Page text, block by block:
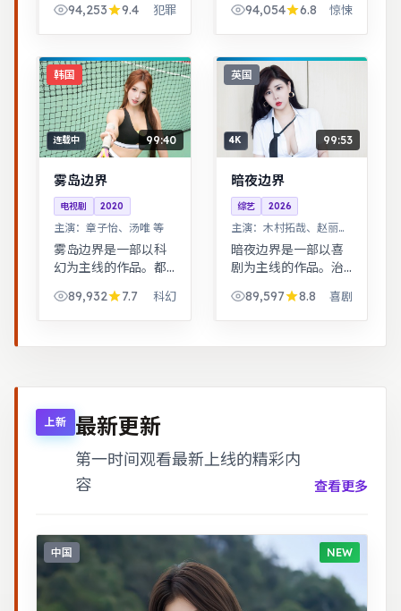
庭平衡议题，台词犀
利，共鸣感强。一桩
查，真相远比表面更
加残酷。
94,253 9.4 犯罪
与信念贯穿始终，适
合全家观看。跨时空
呼应，二刷可发现更
多细节。
94,054 6.8 惊悚
韩国
连载中 99:40
雾岛边界
电视剧 2020
主演： 章子怡、汤唯 等
雾岛边界是一部以科
幻为主线的作品。都
中走近彼此，笑泪交
织的成长故事。黑色
89,932 7.7 科幻
英国
4K 99:53
暗夜边界
综艺 2026
主演： 木村拓哉、赵丽颖
等
暗夜边界是一部以喜
剧为主线的作品。治
缓，适合放松解压观
看。根据真实事件改
89,597 8.8 喜剧
上新 最新更新
第一时间观看最新上线的精彩内
容
查看更多
中国 NEW